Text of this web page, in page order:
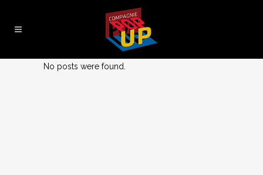
No posts were found.